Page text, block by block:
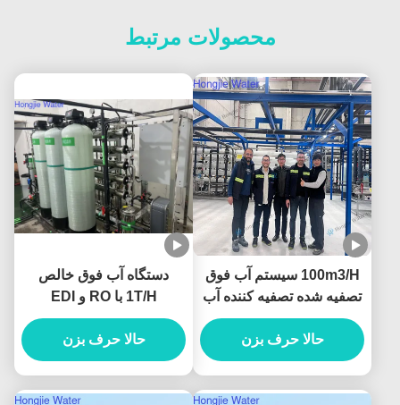
محصولات مرتبط
100m3/H سیستم آب فوق
تصفیه شده تصفیه کننده آب
صنعتی با واحدهای
UF+RO+EDI
حالا حرف بزن
دستگاه آب فوق خالص
1T/H با RO و EDI
حالا حرف بزن